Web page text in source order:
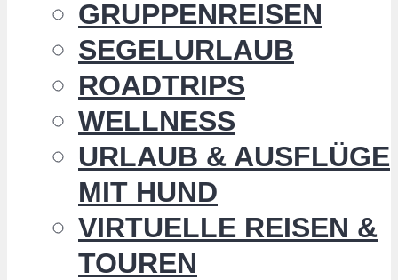
GRUPPENREISEN
SEGELURLAUB
ROADTRIPS
WELLNESS
URLAUB & AUSFLÜGE
MIT HUND
VIRTUELLE REISEN &
TOUREN